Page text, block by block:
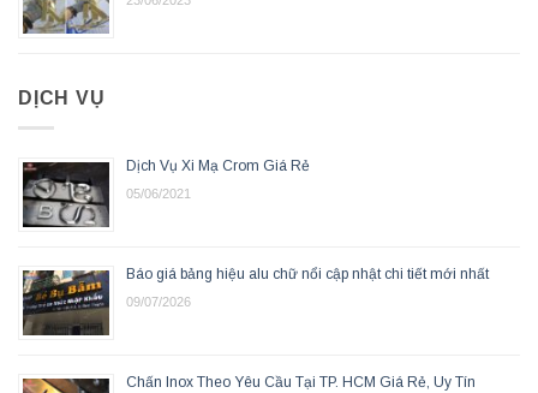
DỊCH VỤ
Dịch Vụ Xi Mạ Crom Giá Rẻ
05/06/2021
Báo giá bảng hiệu alu chữ nổi cập nhật chi tiết mới nhất
09/07/2026
Chấn Inox Theo Yêu Cầu Tại TP. HCM Giá Rẻ, Uy Tín